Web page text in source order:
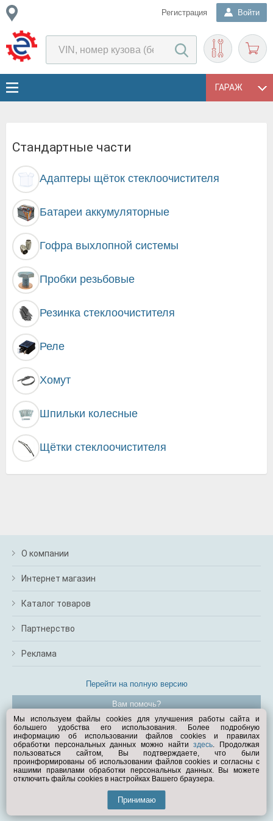
Регистрация Войти
ГАРАЖ
Стандартные части
Адаптеры щёток стеклоочистителя
Батареи аккумуляторные
Гофра выхлопной системы
Пробки резьбовые
Резинка стеклоочистителя
Реле
Хомут
Шпильки колесные
Щётки стеклоочистителя
О компании
Интернет магазин
Каталог товаров
Партнерство
Реклама
Перейти на полную версию
Вам помочь?
© Exist.ru 1998—2026
Мы используем файлы cookies для улучшения работы сайта и
большего удобства его использования. Более подробную
информацию об использовании файлов cookies и правилах
обработки персональных данных можно найтиздесь. Продолжая
пользоваться сайтом, Вы подтверждаете, что были
проинформированы об использовании файлов cookies и согласны с
нашими правилами обработки персональных данных. Вы можете
отключить файлы cookies в настройках Вашего браузера.
Принимаю